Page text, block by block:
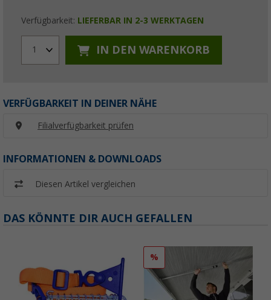
Verfügbarkeit: LIEFERBAR IN 2-3 WERKTAGEN
1 IN DEN WARENKORB
VERFÜGBARKEIT IN DEINER NÄHE
Filialverfügbarkeit prüfen
INFORMATIONEN & DOWNLOADS
Diesen Artikel vergleichen
DAS KÖNNTE DIR AUCH GEFALLEN
%